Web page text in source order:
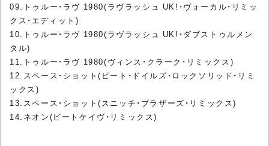
09.トゥルー・ラヴ 1980(ラヴラッシュ UK!・ヴォーカル・リミッ
クス・エディット)
10.トゥルー・ラヴ 1980(ラヴラッシュ UK!・ダブストゥルメン
タル)
11.トゥルー・ラヴ 1980(ヴィンス・クラーク・リミックス)
12.スペース・ショット(ピート・ドイルズ・ロックソリッド・リミ
ックス)
13.スペース・ショット(スニッチ・ブラザーズ・リミックス)
14.ネオン(ビートケイヴ・リミックス)